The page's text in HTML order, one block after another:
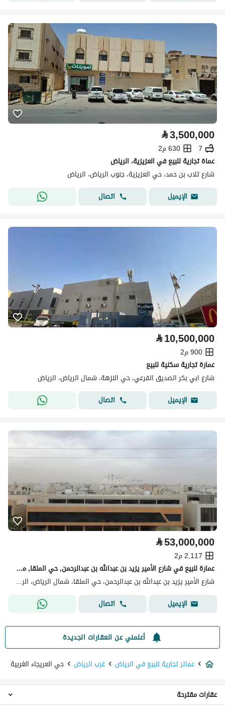
⃁3,500,000
7
630 م2
عماة تجارية للبيع في العزيزية، الرياض
شارع ثلاب بن حمد، حي العزيزية، جنوب الرياض، الرياض
الإيميل
اتصال
⃁10,500,000
900 م2
عمارة تجارية سكنية للبيع
شارع ابي بكر الصديق الفرعي، حي النزهة، شمال الرياض، الرياض
الإيميل
اتصال
⃁53,000,000
2,117 م2
عمارة للبيع في شارع الأمير يزيد بن عبدالله بن عبدالرحمن, حي الملقا, مدينة الرياض, منطقة الرياض
شارع الأمير يزيد بن عبدالله بن عبدالرحمن، حي الملقا، شمال الرياض، الرياض
الإيميل
اتصال
أعلمني عن العقارات الجديدة
عمائر تجارية للبيع في الرياض
غرب الرياض حي العريجاء الغربية
عقارات مقترحة